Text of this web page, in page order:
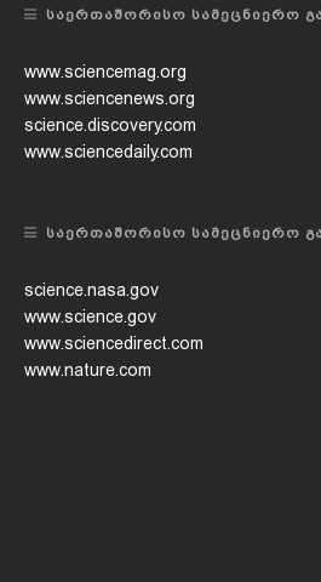
ᲡᲐᲔᲠᲗᲐᲨᲝᲠᲘᲡᲝ ᲡᲐᲛᲔᲪᲜᲘᲔᲠᲝ
www.sciencemag.org
www.sciencenews.org
science.discovery.com
www.sciencedaily.com
ᲡᲐᲔᲠᲗᲐᲨᲝᲠᲘᲡᲝ ᲡᲐᲛᲔᲪᲜᲘᲔᲠᲝ
science.nasa.gov
www.science.gov
www.sciencedirect.com
www.nature.com